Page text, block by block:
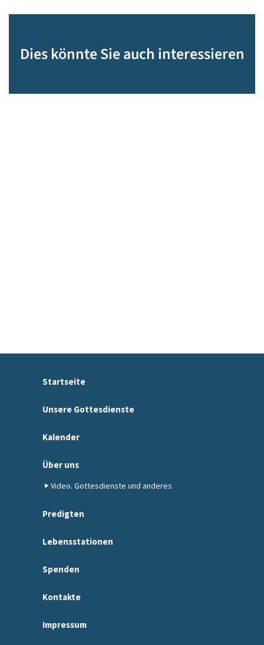
Dies könnte Sie auch interessieren
Startseite
Unsere Gottesdienste
Kalender
Über uns
Video. Gottesdienste und anderes
Predigten
Lebensstationen
Spenden
Kontakte
Impressum